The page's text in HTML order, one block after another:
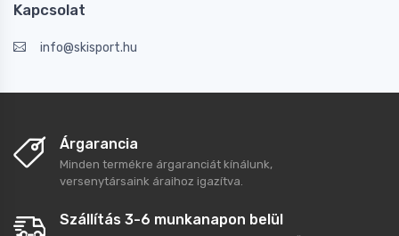
Kapcsolat
info@skisport.hu
Árgarancia
Minden termékre árgaranciát kínálunk,
versenytársaink áraihoz igazítva.
Szállítás 3-6 munkanapon belül